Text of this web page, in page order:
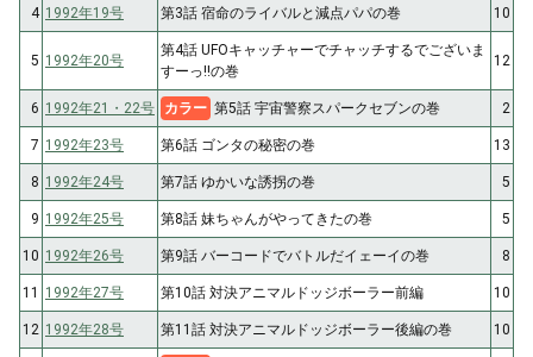
4 1992年19号 第3話 宿命のライバルと減点パパの巻 10
5 1992年20号
第4話 UFOキャッチャーでチャッチするでございま
すーっ!!の巻
12
6 1992年21・22号 カラー 第5話 宇宙警察スパークセブンの巻 2
7 1992年23号 第6話 ゴンタの秘密の巻 13
8 1992年24号 第7話 ゆかいな誘拐の巻 5
9 1992年25号 第8話 妹ちゃんがやってきたの巻 5
10 1992年26号 第9話 バーコードでバトルだイェーイの巻 8
11 1992年27号 第10話 対決アニマルドッジボーラー前編 10
12 1992年28号 第11話 対決アニマルドッジボーラー後編の巻 10